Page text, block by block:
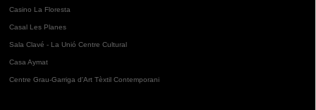
Casino La Floresta
Casal Les Planes
Sala Clavé - La Unió Centre Cultural
Casa Aymat
Centre Grau-Garriga d'Art Tèxtil Contemporani